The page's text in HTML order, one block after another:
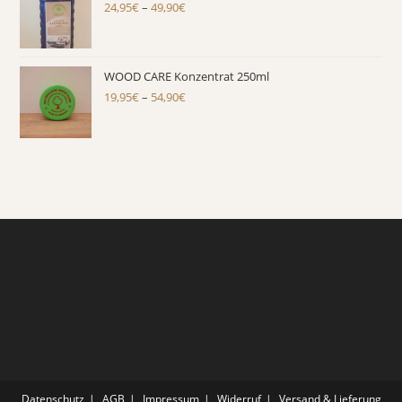
24,95€ –49,90€
49,90€
WOOD CARE Konzentrat 250ml
19,95€ – 54,90€
Datenschutz AGB Impressum Widerruf Versand & Lieferung